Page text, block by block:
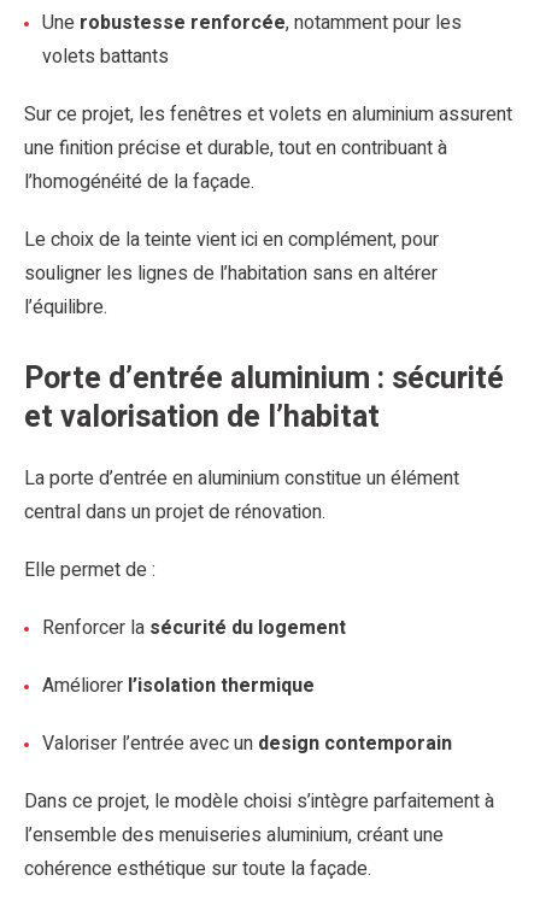
Une robustesse renforcée, notamment pour les
volets battants
Sur ce projet, les fenêtres et volets en aluminium assurent
une finition précise et durable, tout en contribuant à
l’homogénéité de la façade.
Le choix de la teinte vient ici en complément, pour
souligner les lignes de l’habitation sans en altérer
l’équilibre.
Porte d’entrée aluminium : sécurité
et valorisation de l’habitat
La porte d’entrée en aluminium constitue un élément
central dans un projet de rénovation.
Elle permet de :
Renforcer la sécurité du logement
Améliorer l’isolation thermique
Valoriser l’entrée avec un design contemporain
Dans ce projet, le modèle choisi s’intègre parfaitement à
l’ensemble des menuiseries aluminium, créant une
cohérence esthétique sur toute la façade.